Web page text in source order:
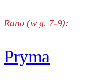
Rano (w g. 7-9):
Pryma